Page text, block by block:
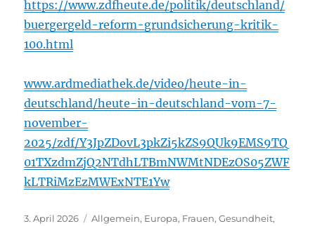
https://www.zdfheute.de/politik/deutschland/
buergergeld-reform-grundsicherung-kritik-
100.html
www.ardmediathek.de/video/heute-in-
deutschland/heute-in-deutschland-vom-7-
november-
2025/zdf/Y3JpZDovL3pkZi5kZS9QUk9EMS9TQ
01TXzdmZjQ2NTdhLTBmNWMtNDEzOS05ZWF
kLTRiMzEzMWExNTE1Yw
Veröffentlicht
3. April 2026 Kategorien
Allgemein, Europa, Frauen,Gesundheit,